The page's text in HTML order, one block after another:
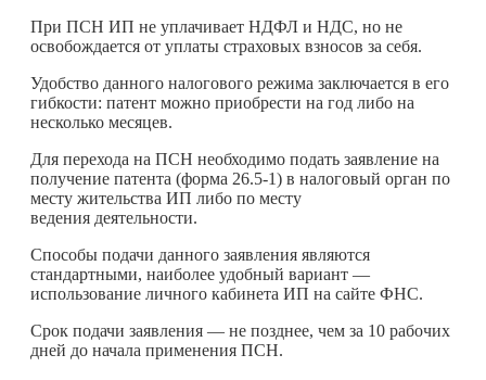
При ПСН ИП не уплачивает НДФЛ и НДС, но не
освобождается от уплаты страховых взносов за себя.
Удобство данного налогового режима заключается в его
гибкости: патент можно приобрести на год либо на
несколько месяцев.
Для перехода на ПСН необходимо подать заявление на
получение патента (форма 26.5-1) в налоговый орган по
месту жительства ИП либо по месту
ведения деятельности.
Способы подачи данного заявления являются
стандартными, наиболее удобный вариант —
использование личного кабинета ИП на сайте ФНС.
Срок подачи заявления — не позднее, чем за 10 рабочих
дней до начала применения ПСН.